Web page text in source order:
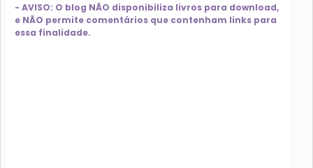
- AVISO: O blog NÃO disponibiliza livros para download,
e NÃO permite comentários que contenham links para
essa finalidade.